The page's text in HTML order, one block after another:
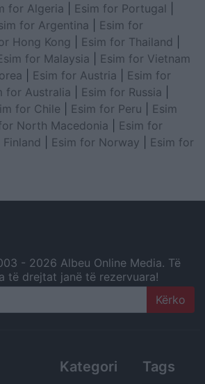
for Algeria Esim for Portugal
for Argentina
Esim for
Hong Kong Esim for Thailand
for Malaysia
Esim for Vietnam
Esim for Austria
Esim for
for Australia Esim for Russia
for Chile Esim for Peru
Esim
North Macedonia
Esim for
Esim for Norway
Esim for
- 2026 Albeu Online Media. Të
të drejtat janë të rezervuara!
Kategori Tags